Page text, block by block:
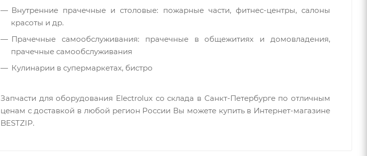
Внутренние прачечные и столовые: пожарные части, фитнес-центры, салоны
красоты и др.
Прачечные самообслуживания: прачечные в общежитиях и домовладения,
прачечные самообслуживания
Кулинарии в супермаркетах, бистро
Запчасти для оборудования Electrolux со склада в Санкт-Петербурге по отличным
ценам c доставкой в любой регион России Вы можете купить в Интернет-магазине
BESTZIP.